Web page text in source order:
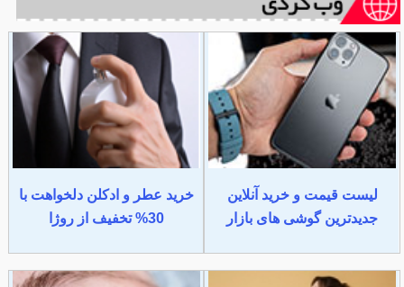
لیست قیمت و خرید آنلاین
جدیدترین گوشی های بازار
خرید عطر و ادکلن دلخواهت با
30% تخفیف از روژا